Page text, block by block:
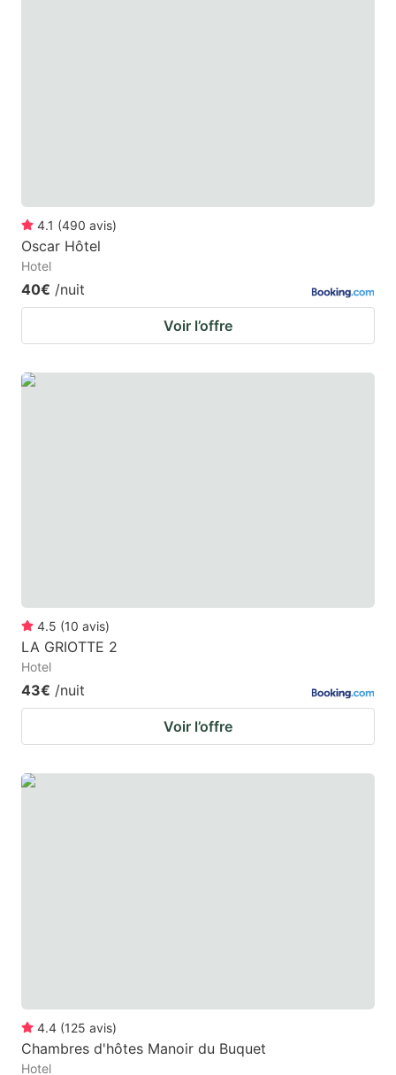
4.1 (490 avis)
Oscar Hôtel
Hotel
40€ /nuit
Voir l’offre
4.5 (10 avis)
LA GRIOTTE 2
Hotel
43€ /nuit
Voir l’offre
4.4 (125 avis)
Chambres d'hôtes Manoir du Buquet
Hotel